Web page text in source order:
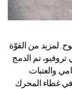
لمزيد من القوّة
تروفيو، تم الدمج
والعتبات
في غطاء المحرك